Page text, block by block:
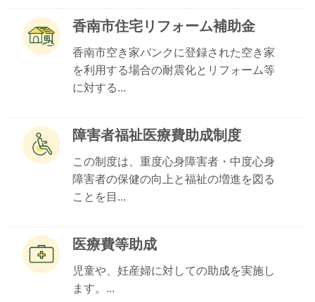
香南市住宅リフォーム補助金
香南市空き家バンクに登録された空き家
を利用する場合の耐震化とリフォーム等
に対する...
障害者福祉医療費助成制度
この制度は、重度心身障害者・中度心身
障害者の保健の向上と福祉の増進を図る
ことを目...
医療費等助成
児童や、妊産婦に対しての助成を実施し
ます。...